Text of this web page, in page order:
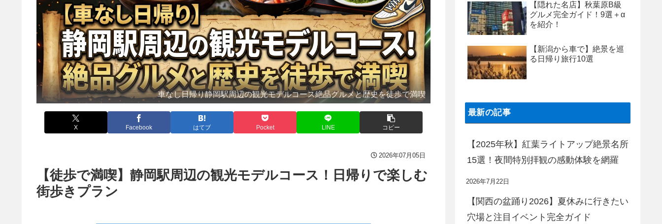
車なし日帰り静岡駅周辺の観光モデルコース絶品グルメと歴史を徒歩で満喫
X Facebook はてブ Pocket LINE コピー
2026年07月05日
【徒歩で満喫】静岡駅周辺の観光モデルコース！日帰りで楽しむ
街歩きプラン
【隠れた名店】秋葉原B級
グルメ完全ガイド！9選＋α
を紹介！
【新潟から車で】絶景を巡
る日帰り旅行10選
最新の記事
【2025年秋】紅葉ライトアップ絶景名所
15選！夜間特別拝観の感動体験を網羅
2026年7月22日
【関西の盆踊り2026】夏休みに行きたい
穴場と注目イベント完全ガイド